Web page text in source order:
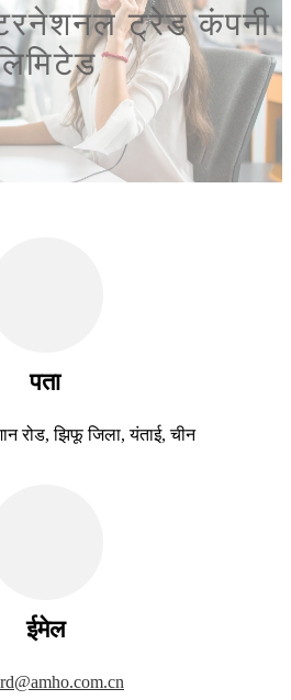
ट्रेड कंपनी
पता
रोड, झिफू जिला, यंताई, चीन
ईमेल